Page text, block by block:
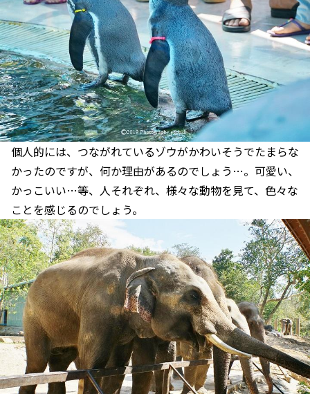
個人的には、つながれているゾウがかわいそうでたまらな
かったのですが、何か理由があるのでしょう…。可愛い、
かっこいい…等、人それぞれ、様々な動物を見て、色々な
ことを感じるのでしょう。